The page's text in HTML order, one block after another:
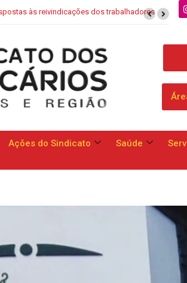
que chega a dobrar mensalidade
Ações do Sindicato Saúde